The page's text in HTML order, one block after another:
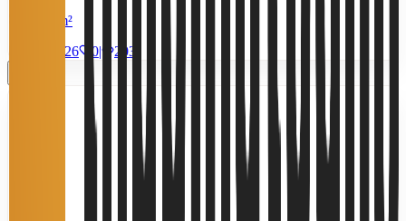
1.500 m²
21/7/2026
0| 203